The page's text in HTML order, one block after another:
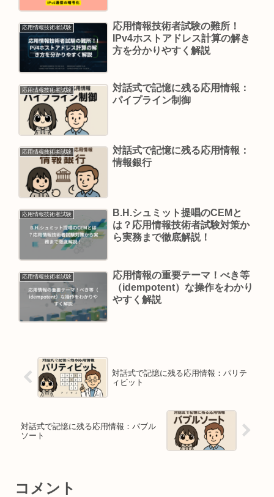
応用情報技術者試験
応用情報技術者試験の難所！
IPv4ホストアドレス計算の解き
方を分かりやすく解説
応用情報技術者試験
対話式で記憶に残る応用情報：
パイプライン制御
応用情報技術者試験
対話式で記憶に残る応用情報：
情報銀行
応用情報技術者試験
B.H.シュミット提唱のCEMと
は？応用情報技術者試験対策か
ら実務まで徹底解説！
応用情報技術者試験
応用情報の重要テーマ！べき等
（idempotent）な操作をわかり
やすく解説
対話式で記憶に残る応用情報：パリテ
ィビット
対話式で記憶に残る応用情報：バブル
ソート
コメント